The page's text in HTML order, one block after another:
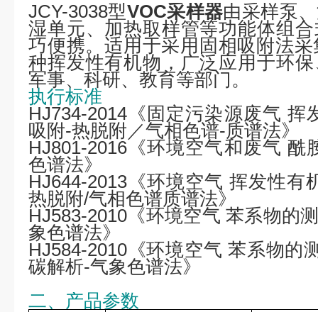
JCY-3038型VOC采样器由采样泵
湿单元、加热取样管等功能体组
巧便携。适用于采用固相吸附法
种挥发性有机物，广泛应用于环
军事、科研、教育等部门。
执行标准
HJ734-2014《固定污染源废气 挥
吸附-热脱附／气相色谱-质谱法》
HJ801-2016《环境空气和废气 酰
色谱法》
HJ644-2013《环境空气 挥发性有
热脱附/气相色谱质谱法》
HJ583-2010《环境空气 苯系物的
象色谱法》
HJ584-2010《环境空气 苯系物的
碳解析-气象色谱法》
二、产品参数